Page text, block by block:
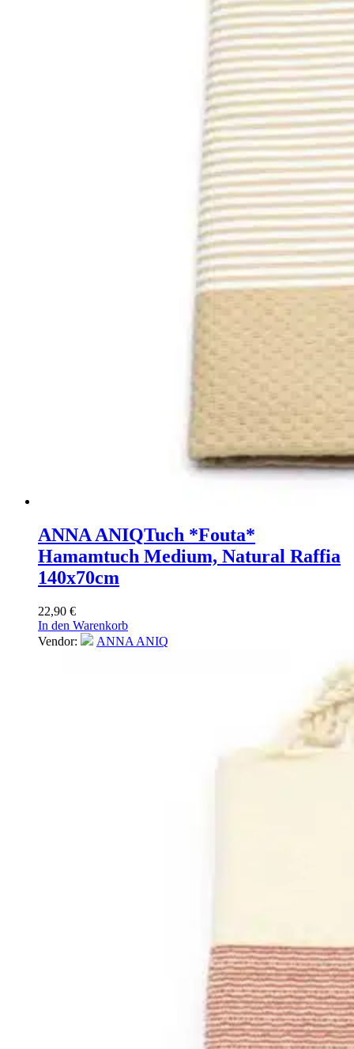
ANNA ANIQTuch *Fouta*
Hamamtuch Medium, Natural Raffia
140x70cm
22,90 €
In den Warenkorb
Vendor:
ANNA ANIQ